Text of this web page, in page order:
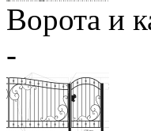
Ворота и
-